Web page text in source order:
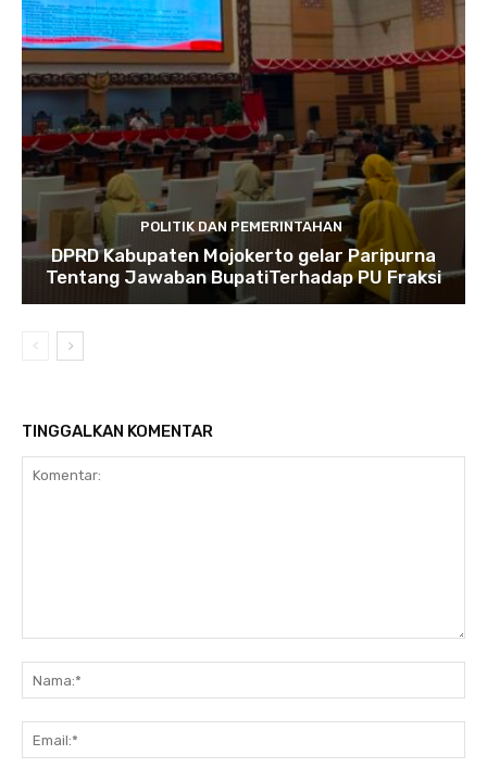
POLITIK DAN PEMERINTAHAN
DPRD Kabupaten Mojokerto gelar Paripurna
Tentang Jawaban BupatiTerhadap PU Fraksi
TINGGALKAN KOMENTAR